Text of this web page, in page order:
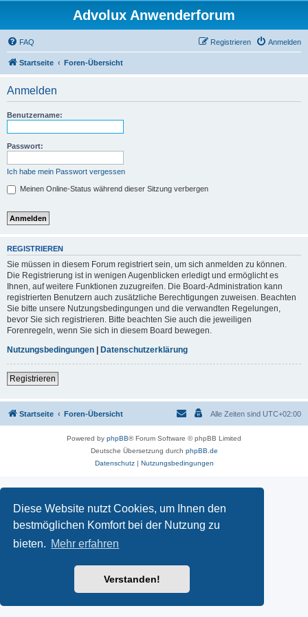
Diese Website nutzt Cookies, um Ihnen den
bestmöglichen Komfort bei der Nutzung zu
bieten. Mehr erfahren
Verstanden!
Advolux Anwenderforum
FAQ Anmelden
Registrieren
Startseite Foren-Übersicht
Anmelden
Benutzername:
Passwort:
Ich habe mein Passwort vergessen
Meinen Online-Status während dieser Sitzung verbergen
REGISTRIEREN
Sie müssen in diesem Forum registriert sein, um sich anmelden zu können.
Die Registrierung ist in wenigen Augenblicken erledigt und ermöglicht es
Ihnen, auf weitere Funktionen zuzugreifen. Die Board-Administration kann
registrierten Benutzern auch zusätzliche Berechtigungen zuweisen. Beachten
Sie bitte unsere Nutzungsbedingungen und die verwandten Regelungen,
bevor Sie sich registrieren. Bitte beachten Sie auch die jeweiligen
Forenregeln, wenn Sie sich in diesem Board bewegen.
Nutzungsbedingungen
Datenschutzerklärung
Registrieren
Startseite Foren-Übersicht Alle Zeiten sind UTC+02:00
Powered by phpBB® Forum Software © phpBB Limited
Deutsche Übersetzung durch phpBB.de
Datenschutz| Nutzungsbedingungen